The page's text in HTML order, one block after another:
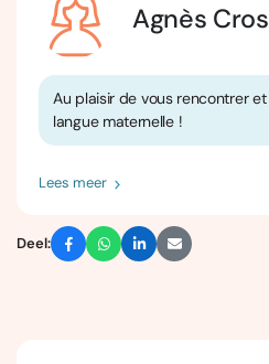
Agnès
Au plaisir de vous rencontrer
langue maternelle !
Lees meer
Deel: